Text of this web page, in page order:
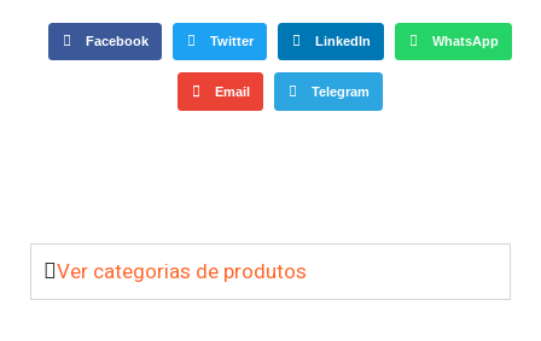
Facebook Twitter LinkedIn WhatsApp
Email Telegram
Ver categorias de produtos